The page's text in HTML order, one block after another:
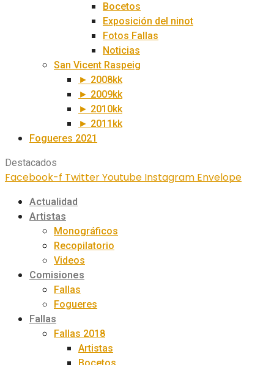
Bocetos
Exposición del ninot
Fotos Fallas
Noticias
San Vicent Raspeig
► 2008kk
► 2009kk
► 2010kk
► 2011kk
Fogueres 2021
Destacados
Facebook-f TwitterYoutube Instagram Envelope
Actualidad
Artistas
Monográficos
Recopilatorio
Videos
Comisiones
Fallas
Fogueres
Fallas
Fallas 2018
Artistas